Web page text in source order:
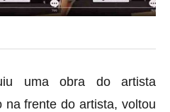
uma obra do artista
na frente do artista, voltou